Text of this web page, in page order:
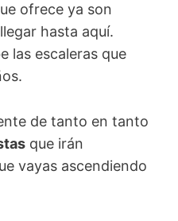
ofrece ya son
hasta aquí.
las escaleras que
de tanto en tanto
que irán
vayas ascendiendo